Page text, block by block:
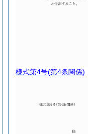
様式第4号(第4条関係)